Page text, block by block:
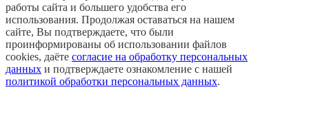
работы сайта и большего удобства его
использования. Продолжая оставаться на нашем
сайте, Вы подтверждаете, что были
проинформированы об использовании файлов
cookies, даёте согласие на обработку персональных
данных и подтверждаете ознакомление с нашей
политикой обработки персональных данных.